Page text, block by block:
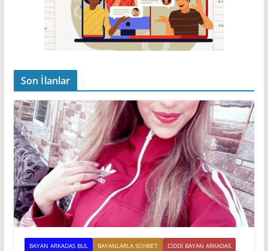
Son İlanlar
BAYAN ARKADAS BUL BAYANLARLA SOHBET CIDDI BAYAN ARKADAS